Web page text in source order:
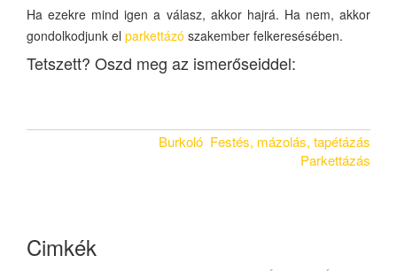
Ha ezekre mind igen a válasz, akkor hajrá. Ha nem, akkor
gondolkodjunk el parkettázó szakember felkeresésében.
Tetszett? Oszd meg az ismerőseiddel:
Burkoló Festés, mázolás, tapétázás
Parkettázás
Cimkék